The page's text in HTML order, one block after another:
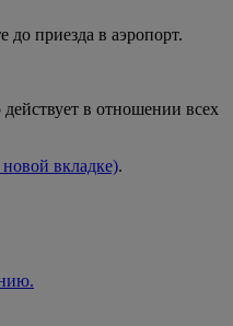
до приезда в аэропорт.
в отношении всех
вкладке).